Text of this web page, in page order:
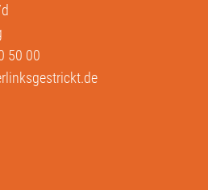
50 00